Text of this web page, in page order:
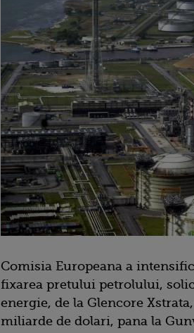
Comisia Europeana a
fixarea pretului petrolului,
energie, de la Glencore
miliarde de dolari, pana la